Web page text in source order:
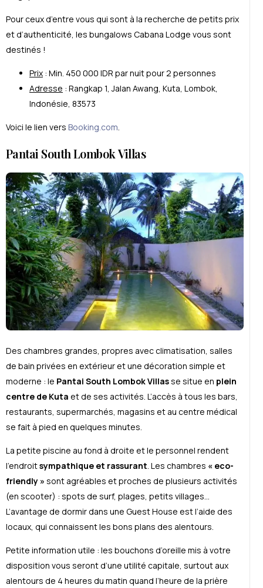
Pour ceux d’entre vous qui sont à la recherche de petits prix
et d’authenticité, les bungalows Cabana Lodge vous sont
destinés !
Prix : Min. 450 000 IDR par nuit pour 2 personnes
Adresse : Rangkap 1, Jalan Awang, Kuta, Lombok,
Indonésie, 83573
Voici le lien vers Booking.com
Pantai South Lombok Villas
Des chambres grandes, propres avec climatisation, salles
de bain privées en extérieur et une décoration simple et
moderne : le Pantai South Lombok Villasse situe en plein
centre de Kuta et de ses activités. L’accès à tous les bars,
restaurants, supermarchés, magasins et au centre médical
se fait à pied en quelques minutes.
La petite piscine au fond à droite et le personnel rendent
l’endroitsympathique et rassurant. Les chambres « eco-
friendly » sont agréables et proches de plusieurs activités
(en scooter) : spots de surf, plages, petits villages…
L’avantage de dormir dans une Guest House est l’aide des
locaux, qui connaissent les bons plans des alentours.
Petite information utile : les bouchons d’oreille mis à votre
disposition vous seront d’une utilité capitale, surtout aux
alentours de 4 heures du matin quand l’heure de la prière